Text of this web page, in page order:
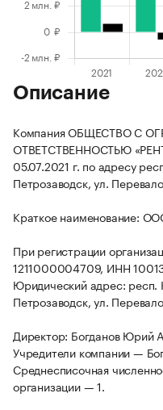
Описание
Компания ОБЩЕСТВО С
ОТВЕТСТВЕННОСТЬЮ
05.07.2021 г. по адресу
Петрозаводск, ул.
Краткое наименование:
При регистрации
1211000004709, ИНН
Юридический адрес: респ.
Петрозаводск, ул.
Директор: Богданов Юрий
Учредители компании —
Среднесписочная
организации — 1.